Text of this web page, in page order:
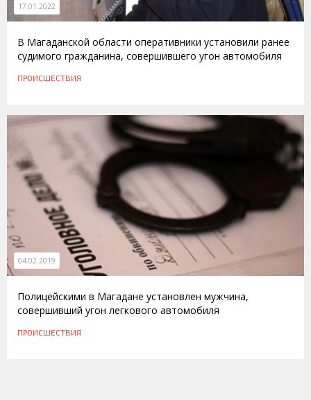
17.01.2022
В Магаданской области оперативники установили ранее
судимого гражданина, совершившего угон автомобиля
ПРОИСШЕСТВИЯ
04.02.2019
Полицейскими в Магадане установлен мужчина,
совершивший угон легкового автомобиля
ПРОИСШЕСТВИЯ